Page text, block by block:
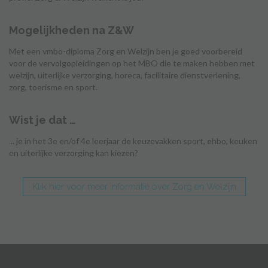
Mogelijkheden na Z&W
Met een vmbo-diploma Zorg en Welzijn ben je goed voorbereid
voor de vervolgopleidingen op het MBO die te maken hebben met
welzijn, uiterlijke verzorging, horeca, facilitaire dienstverlening,
zorg, toerisme en sport.
Wist je dat …
... je in het 3e en/of 4e leerjaar de keuzevakken sport, ehbo, keuken
en uiterlijke verzorging kan kiezen?
Klik hier voor meer informatie over Zorg en Welzijn